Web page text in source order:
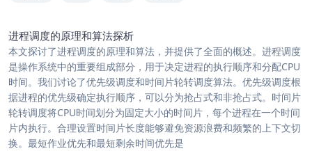
进程调度的原理和算法探析
本文探讨了进程调度的原理和算法，并提供了全面的概述。进程调度
是操作系统中的重要组成部分，用于决定进程的执行顺序和分配CPU
时间。我们讨论了优先级调度和时间片轮转调度算法。优先级调度根
据进程的优先级确定执行顺序，可以分为抢占式和非抢占式。时间片
轮转调度将CPU时间划分为固定大小的时间片，每个进程在一个时间
片内执行。合理设置时间片长度能够避免资源浪费和频繁的上下文切
换。最短作业优先和最短剩余时间优先是